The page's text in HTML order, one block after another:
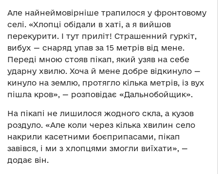
Але найнеймовірніше трапилося у фронтовому
селі. «Хлопці обідали в хаті, а я вийшов
перекурити. І тут приліт! Страшенний гуркіт,
вибух — снаряд упав за 15 метрів від мене.
Переді мною стояв пікап, який узяв на себе
ударну хвилю. Хоча й мене добре відкинуло —
кинуло на землю, протягло кілька метрів, із вух
пішла кров», — розповідає «Дальнобойщик».
На пікапі не лишилося жодного скла, а кузов
роздуло. «Але коли через кілька хвилин село
накрили касетними боєприпасами, пікап
завівся, і ми з хлопцями змогли виїхати», —
додає він.